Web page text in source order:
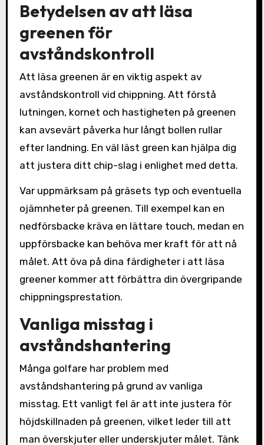
Betydelsen av att läsa
greenen för
avståndskontroll
Att läsa greenen är en viktig aspekt av
avståndskontroll vid chippning. Att förstå
lutningen, kornet och hastigheten på greenen
kan avsevärt påverka hur långt bollen rullar
efter landning. En väl läst green kan hjälpa dig
att justera ditt chip-slag i enlighet med detta.
Var uppmärksam på gräsets typ och eventuella
ojämnheter på greenen. Till exempel kan en
nedförsbacke kräva en lättare touch, medan en
uppförsbacke kan behöva mer kraft för att nå
målet. Att öva på dina färdigheter i att läsa
greener kommer att förbättra din övergripande
chippningsprestation.
Vanliga misstag i
avståndshantering
Många golfare har problem med
avståndshantering på grund av vanliga
misstag. Ett vanligt fel är att inte justera för
höjdskillnaden på greenen, vilket leder till att
man överskjuter eller underskjuter målet. Tänk